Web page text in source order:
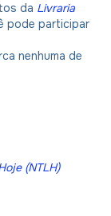
da Livraria
pode participar
nenhuma de
(NTLH)